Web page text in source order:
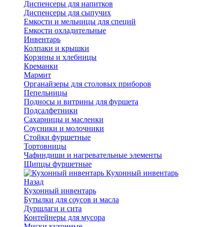
Диспенсеры для напитков
Диспенсеры для сыпучих
Емкости и мельницы для специй
Емкости охладительные
Инвентарь
Колпаки и крышки
Корзины и хлебницы
Креманки
Мармит
Органайзеры для столовых приборов
Пепельницы
Подносы и витрины для фуршета
Подсалфетники
Сахарницы и масленки
Соусники и молочники
Стойки фуршетные
Тортовницы
Чафиндиши и нагревательные элементы
Щипцы фуршетные
Кухонный инвентарь
Назад
Кухонный инвентарь
Бутылки для соусов и масла
Дуршлаги и сита
Контейнеры для мусора